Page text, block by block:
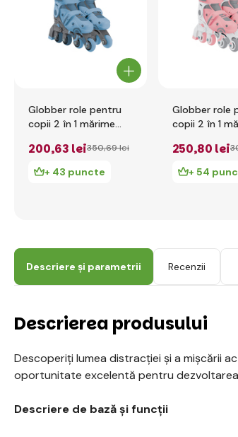
Globber role pentru
copii 2 în 1 mărime
Ash Blue
200,63 lei350,69 lei
+ 43 puncte
Globber role
copii 2 în 1
White
250,80 lei
+ 54
Descriere și parametrii Recenzii
Descrierea produsului
Descoperiți lumea distracției și a mișcării
oportunitate excelentă pentru
Descriere de bază și funcții